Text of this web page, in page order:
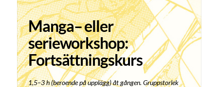
Manga– eller
serieworkshop:
Fortsättningskurs
1,5–3 h (beroende på upplägg) åt gången. Gruppstorlek